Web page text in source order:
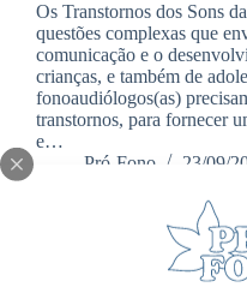
Os Transtornos dos Sons
questões complexas que
comunicação e o
crianças, e também de
fonoaudiólogos(as)
transtornos, para fornecer
e…
Pró-Fono
23/09/